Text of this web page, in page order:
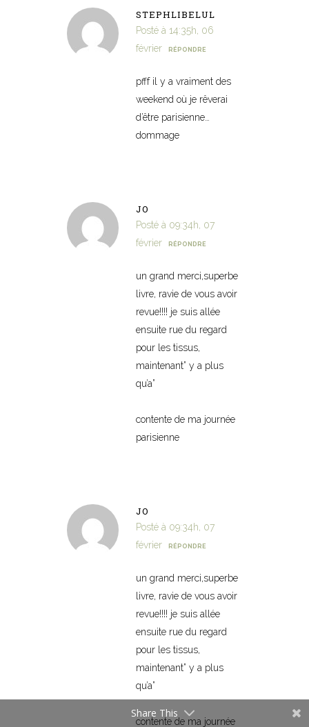
STEPHLIBELUL
Posté à 14:35h, 06
février
RÉPONDRE
pfff il y a vraiment des
weekend où je rêverai
d’être parisienne…
dommage
JO
Posté à 09:34h, 07
février
RÉPONDRE
un grand merci,superbe
livre, ravie de vous avoir
revue!!!! je suis allée
ensuite rue du regard
pour les tissus,
maintenant” y a plus
qu’a”
contente de ma journée
parisienne
JO
Posté à 09:34h, 07
février
RÉPONDRE
un grand merci,superbe
livre, ravie de vous avoir
revue!!!! je suis allée
ensuite rue du regard
pour les tissus,
maintenant” y a plus
qu’a”
contente de ma journée
Share This